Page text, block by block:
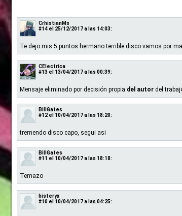
CrhistianMs
#14 el 25/12/2017 a las 14:03:
Te dejo mis 5 puntos hermano terrible disco vamos por
CElectrica
#13 el 13/04/2017 a las 00:39:
Mensaje eliminado por decisión propia del autor del
BillGates
#12 el 10/04/2017 a las 18:20:
tremendo disco capo, segui asi
BillGates
#11 el 10/04/2017 a las 18:18:
Temazo
histeryx
#10 el 10/04/2017 a las 04:25: